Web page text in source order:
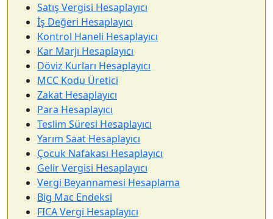
Satış Vergisi Hesaplayıcı
İş Değeri Hesaplayıcı
Kontrol Haneli Hesaplayıcı
Kar Marjı Hesaplayıcı
Döviz Kurları Hesaplayıcı
MCC Kodu Üretici
Zakat Hesaplayıcı
Para Hesaplayıcı
Teslim Süresi Hesaplayıcı
Yarım Saat Hesaplayıcı
Çocuk Nafakası Hesaplayıcı
Gelir Vergisi Hesaplayıcı
Vergi Beyannamesi Hesaplama
Big Mac Endeksi
FICA Vergi Hesaplayıcı